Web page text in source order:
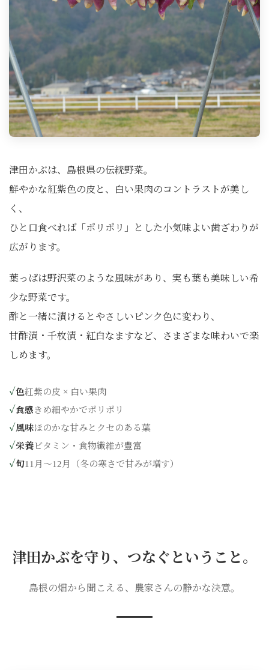
津田かぶは、島根県の伝統野菜。
鮮やかな紅紫色の皮と、白い果肉のコントラストが美し
く、
ひと口食べれば「ポリポリ」とした小気味よい歯ざわりが
広がります。
葉っぱは野沢菜のような風味があり、実も葉も美味しい希
少な野菜です。
酢と一緒に漬けるとやさしいピンク色に変わり、
甘酢漬・千枚漬・紅白なますなど、さまざまな味わいで楽
しめます。
色紅紫の皮 × 白い果肉
食感きめ細やかでポリポリ
風味ほのかな甘みとクセのある葉
栄養ビタミン・食物繊維が豊富
旬11月〜12月（冬の寒さで甘みが増す）
津田かぶを守り、つなぐということ。
島根の畑から聞こえる、農家さんの静かな決意。